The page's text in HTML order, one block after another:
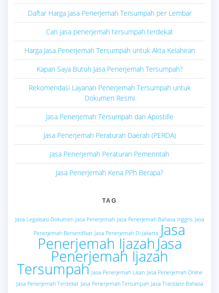
Daftar Harga Jasa Penerjemah Tersumpah per Lembar
Cari jasa penerjemah tersumpah terdekat
Harga Jasa Penerjemah Tersumpah untuk Akta Kelahiran
Kapan Saya Butuh Jasa Penerjemah Tersumpah?
Rekomendasi Layanan Penerjemah Tersumpah untuk
Dokumen Resmi
Jasa Penerjemah Tersumpah dan Apostille
Jasa Penerjemah Peraturan Daerah (PERDA)
Jasa Penerjemah Peraturan Pemerintah
Jasa Penerjemah Kena PPh Berapa?
TAG
Jasa Legalisasi Dokumen Jasa Penerjemah Jasa Penerjemah Bahasa Inggris Jasa
Penerjemah Bersertifikat Jasa Penerjemah Di Jakarta Jasa
Penerjemah Ijazah Jasa
Penerjemah Ijazah
Tersumpah Jasa Penerjemah Lisan Jasa Penerjemah Online
Jasa Penerjemah Terdekat Jasa Penerjemah Tersumpah Jasa Translate Bahasa